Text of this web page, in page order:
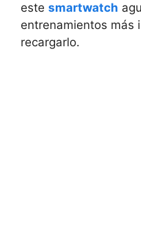
este smartwatch
entrenamientos más
recargarlo.